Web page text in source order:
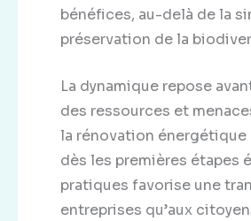
bénéfices, au-delà de la
préservation de la
La dynamique repose
des ressources et
la rénovation énergétique
dès les premières étapes
pratiques favorise une
entreprises qu’aux